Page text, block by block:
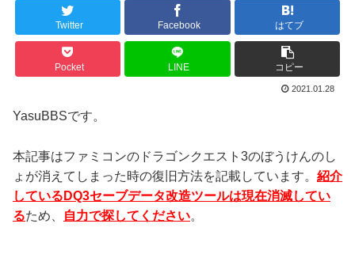
Twitter Facebook はてブ
Pocket LINE コピー
2021.01.28
YasuBBSです。
本記事はファミコンのドラゴンクエスト3のぼうけんのし
ょが消えてしまった時の復旧方法を記載しています。 紹介
しているDQ3セーブデータ改造ツールは現在消滅してい
るため、 自力で探してください。